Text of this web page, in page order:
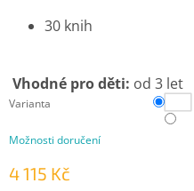
4 115 Kč
Varianta
Možnosti doručení
30 knih
Vhodné pro děti: od 3 let